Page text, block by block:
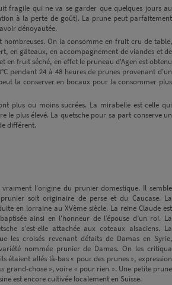
fragile qui ne va se garder que quelques jours au
à la perte de goût). La prune peut parfaitement
dénoyautée.
nombreuses. On la consomme en fruit cru de table,
en gâteaux, en accompagnement de viandes et de
en fruit séché, en effet le pruneau d'Agen est obtenu
pendant 24 à 48 heures de prunes provenant d'un
la conserver en bocaux pour la consommer plus
plus ou moins sucrées. La mirabelle est celle qui
le plus élevé. La quetsche pour sa part conserve un
différent.
l'origine du prunier domestique. Il semble
soit originaire de perse et du Caucase. La
en lorraine au XVème siècle. La reine Claude est
ainsi en l'honneur de l’épouse d’un roi. La
s'est-elle attachée aux coteaux alsaciens. La
les croisés revenant défaits de Damas en Syrie,
nommée prunier de Damas. On les critiqua
étaient allés là-bas « pour des prunes », expression
grand-chose », voire « pour rien ». Une petite prune
est encore cultivée localement en Suisse.